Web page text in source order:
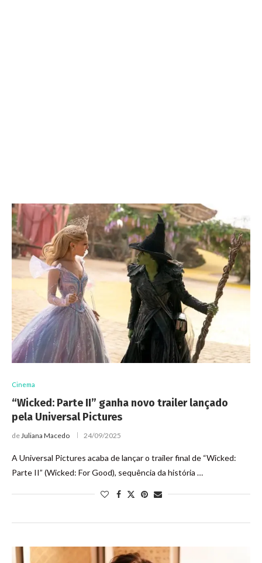
Cinema
“Wicked: Parte II” ganha novo trailer lançado
pela Universal Pictures
deJuliana Macedo 24/09/2025
A Universal Pictures acaba de lançar o trailer final de “Wicked:
Parte II” (Wicked: For Good), sequência da história …